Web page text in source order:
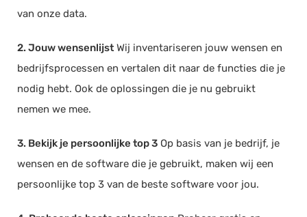
van onze data.
2. Jouw wensenlijst Wij inventariseren jouw wensen en
bedrijfsprocessen en vertalen dit naar de functies die je
nodig hebt. Ook de oplossingen die je nu gebruikt
nemen we mee.
3. Bekijk je persoonlijke top 3 Op basis van je bedrijf, je
wensen en de software die je gebruikt, maken wij een
persoonlijke top 3 van de beste software voor jou.